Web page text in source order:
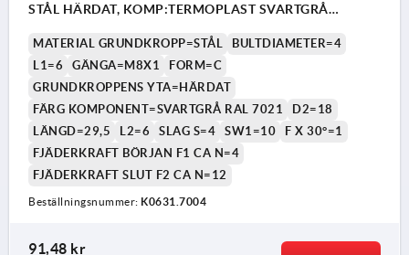
STÅL HÄRDAT, KOMP:TERMOPLAST SVARTGRÅ
MATERIAL GRUNDKROPP=STÅL
BULTDIAMETER=4
L1=6
GÄNGA=M8X1
FORM=C
GRUNDKROPPENS YTA=HÄRDAT
FÄRG KOMPONENT=SVARTGRÅ RAL 7021
D2=18
LÄNGD=29,5
L2=6 SLAG S=4 SW1=10
F X 30°=1
FJÄDERKRAFT BÖRJAN F1 CA N=4
FJÄDERKRAFT SLUT F2 CA N=12
Beställningsnummer: K0631.7004
91,48 kr